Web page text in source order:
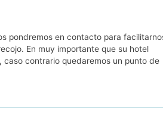
pondremos en contacto para
En muy importante que su hotel
caso contrario quedaremos un punto de